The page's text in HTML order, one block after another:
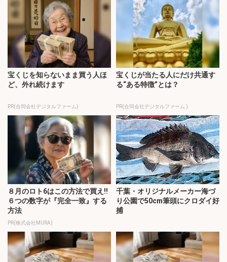
宝くじを知らないまま買う人ほ
ど、外れ続けます
PR(合同会社デジタルファーム)
宝くじが当たる人にだけ共通す
る“ある特徴”とは？
PR(合同会社デジタルファーム )
８月のロト6はこの方法で買え!!
６つの数字が『完全一致』する
方法
PR(株式会社MURA)
千葉・オリジナルメーカー海づ
り公園で50cm筆頭にクロダイ好
捕